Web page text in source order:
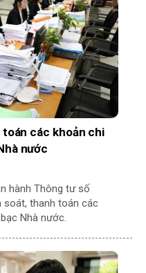
các khoản chi
nước
hành Thông tư số
soát, thanh toán các
Nhà nước.